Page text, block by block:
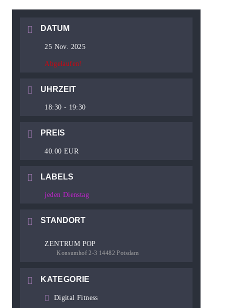
DATUM
25 Nov. 2025
Abgelaufen!
UHRZEIT
18:30 - 19:30
PREIS
40.00 EUR
LABELS
jeden Dienstag
STANDORT
ZENTRUM POP
Konsumhof 2-3 14482 Potsdam
KATEGORIE
Digital Fitness